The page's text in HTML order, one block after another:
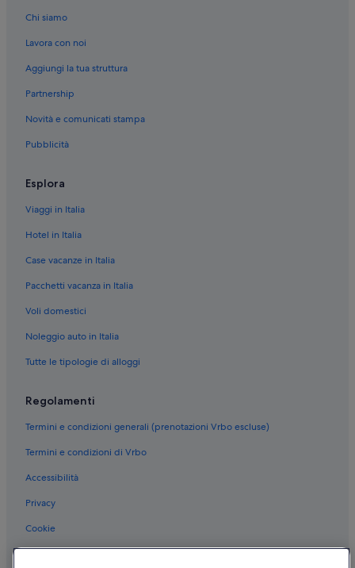
Santa Liberata: Appartamenti
Santa Liberata: Campeggi
Porto Santo Stefano: hotel a 3 stelle
Cala Piccola: hotel a 3 stelle
Acquario Mediterraneo dell'Argentario: hotel nelle vicinanze
Porto Santo Stefano: hotel
Spiaggia La Soda: hotel nelle vicinanze
Porto Santo Stefano: Hotel con bar
Chi siamo
Lavora con noi
Aggiungi la tua struttura
Partnership
Novità e comunicati stampa
Pubblicità
Esplora
Viaggi in Italia
Hotel in Italia
Case vacanze in Italia
Pacchetti vacanza in Italia
Voli domestici
Noleggio auto in Italia
Tutte le tipologie di alloggi
Regolamenti
Termini e condizioni generali (prenotazioni Vrbo escluse)
Termini e condizioni di Vrbo
Accessibilità
Privacy
Cookie